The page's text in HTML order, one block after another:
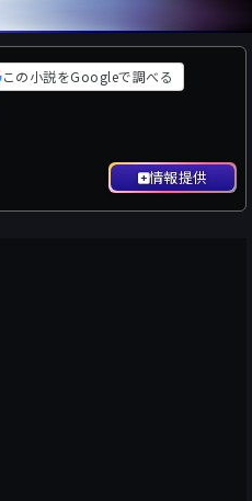
この小説をGoogleで調べる
情報提供